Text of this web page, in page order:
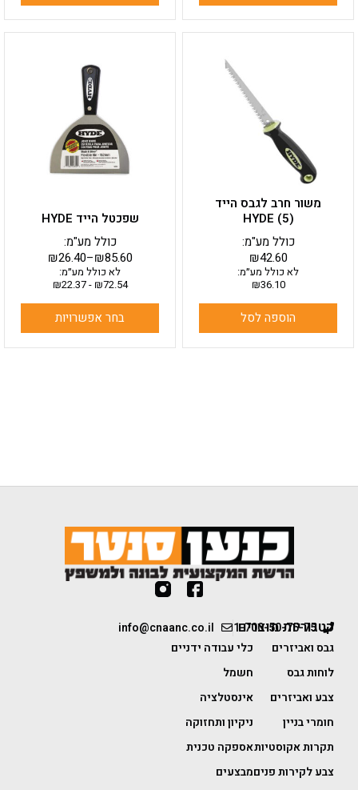
משור חרב לגבס הייד
HYDE (5)
₪42.60
כולל מע"מ:
לא כולל מע״מ:
₪36.10
הוספה לסל
שפכטל הייד HYDE
₪26.40–₪85.60
כולל מע"מ:
לא כולל מע״מ:
₪72.54
-
₪22.37
בחר אפשרויות
יש
מספר
סוגים.
ניתן
לבחור
את
האפשרויות
1-700-50-75-75
info@cnaanc.co.il קטגוריות מוצרים
גבס ואביזרים
לוחות גבס
צבע ואביזרים
חומרי בניין
תקרות אקוסטיות
צבע לקירות פנים
כלי עבודה ידניים
חשמל
אינסטלציה
ניקיון ותחזוקה
אספקה טכנית
מבצעים